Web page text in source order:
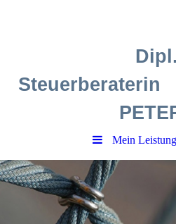
Steuerberaterin
Mein